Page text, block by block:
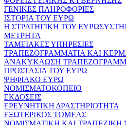
ΓΕΝΙΚΕΣ ΠΛΗΡΟΦΟΡΙΕΣ
ΙΣΤΟΡΙΑ ΤΟΥ ΕΥΡΩ
Η ΣΤΡΑΤΗΓΙΚΗ ΤΟΥ
ΜΕΤΡΗΤΑ
ΤΑΜΕΙΑΚΕΣ ΥΠΗΡΕΣΙΕΣ
ΤΡΑΠΕΖΟΓΡΑΜΜΑΤΙΑ ΚΑΙ
ΑΝΑΚΥΚΛΩΣΗ
ΠΡΟΣΤΑΣΙΑ ΤΟΥ ΕΥΡΩ
ΨΗΦΙΑΚΟ ΕΥΡΩ
ΝΟΜΙΣΜΑΤΟΚΟΠΕΙΟ
ΕΚΔΟΣΕΙΣ
ΕΡΕΥΝΗΤΙΚΗ ΔΡΑΣΤΗΡΙΟΤΗΤΑ
ΕΞΩΤΕΡΙΚΟΣ ΤΟΜΕΑΣ
ΝΟΜΙΣΜΑΤΙΚΗ ΚΑΙ ΤΡΑΠΕΖΙΚΗ